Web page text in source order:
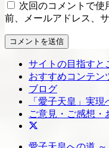
次回のコメントで使
前、メールアドレス、
コメントを送信
サイトの目指すと
おすすめコンテン
ブログ
「愛子天皇」実現
ご意見・ご感想・